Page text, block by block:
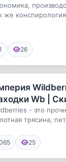
же
26
Wb |
- это
трясина,
25